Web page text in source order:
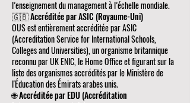
l’enseignement du management à l’échelle mondiale.
🇬🇧 Accréditée par ASIC (Royaume-Uni)
OUS est entièrement accréditée par ASIC
(Accreditation Service for International Schools,
Colleges and Universities), un organisme britannique
reconnu par UK ENIC, le Home Office et figurant sur la
liste des organismes accrédités par le Ministère de
l'Éducation des Émirats arabes unis.
🌐 Accréditée par EDU (Accréditation